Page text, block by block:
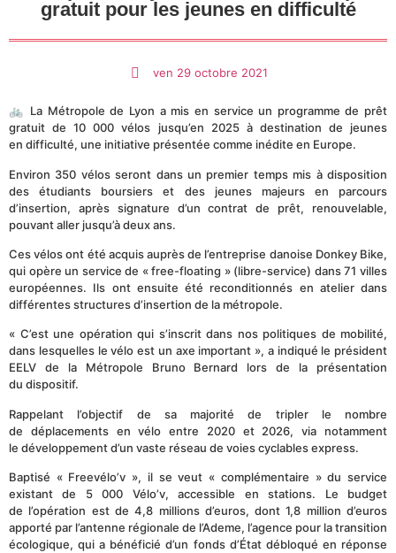
gratuit pour les jeunes en difficulté
ven 29 octobre 2021
🚲 La Métropole de Lyon a mis en service un programme de prêt
gratuit de 10 000 vélos jusqu’en 2025 à destination de jeunes
en difficulté, une initiative présentée comme inédite en Europe.
Environ 350 vélos seront dans un premier temps mis à disposition
des étudiants boursiers et des jeunes majeurs en parcours
d’insertion, après signature d’un contrat de prêt, renouvelable,
pouvant aller jusqu’à deux ans.
Ces vélos ont été acquis auprès de l’entreprise danoise Donkey Bike,
qui opère un service de « free-floating » (libre-service) dans 71 villes
européennes. Ils ont ensuite été reconditionnés en atelier dans
différentes structures d’insertion de la métropole.
« C’est une opération qui s’inscrit dans nos politiques de mobilité,
dans lesquelles le vélo est un axe important », a indiqué le président
EELV de la Métropole Bruno Bernard lors de la présentation
du dispositif.
Rappelant l’objectif de sa majorité de tripler le nombre
de déplacements en vélo entre 2020 et 2026, via notamment
le développement d’un vaste réseau de voies cyclables express.
Baptisé « Freevélo’v », il se veut « complémentaire » du service
existant de 5 000 Vélo’v, accessible en stations. Le budget
de l’opération est de 4,8 millions d’euros, dont 1,8 million d’euros
apporté par l’antenne régionale de l’Ademe, l’agence pour la transition
écologique, qui a bénéficié d’un fonds d’État débloqué en réponse